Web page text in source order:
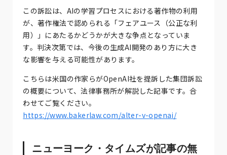
この訴訟は、AIの学習プロセスにおける著作物の利用
が、著作権法で認められる「フェアユース（公正な利
用）」にあたるかどうかが大きな争点となっていま
す。判決次第では、今後の生成AI開発のあり方に大き
な影響を与える可能性があります。
こちらは米国の作家らがOpenAI社を提訴した集団訴訟
の概要について、法律事務所が解説した記事です。合
わせてご覧ください。
https://www.bakerlaw.com/alter-v-openai/
ニューヨーク・タイムズが記事の無